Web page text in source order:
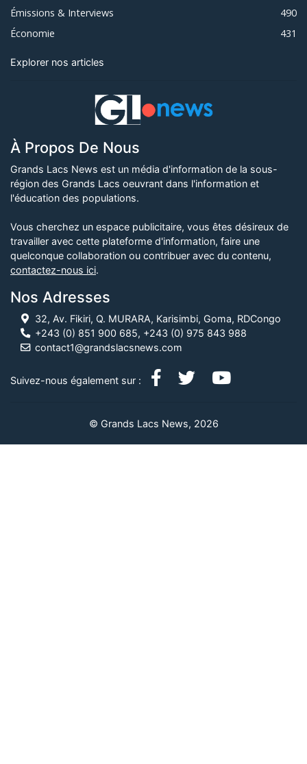
Émissions & Interviews
490
Économie
431
Explorer nos articles
À Propos De Nous
Grands Lacs News est un média d'information de la sous-
région des Grands Lacs oeuvrant dans l'information et
l'éducation des populations.
Vous cherchez un espace publicitaire, vous êtes désireux de
travailler avec cette plateforme d'information, faire une
quelconque collaboration ou contribuer avec du contenu,
contactez-nous ici.
Nos Adresses
32, Av. Fikiri, Q. MURARA, Karisimbi, Goma, RDCongo
+243 (0) 851 900 685, +243 (0) 975 843 988
contact1@grandslacsnews.com
Suivez-nous également sur :
© Grands Lacs News, 2026